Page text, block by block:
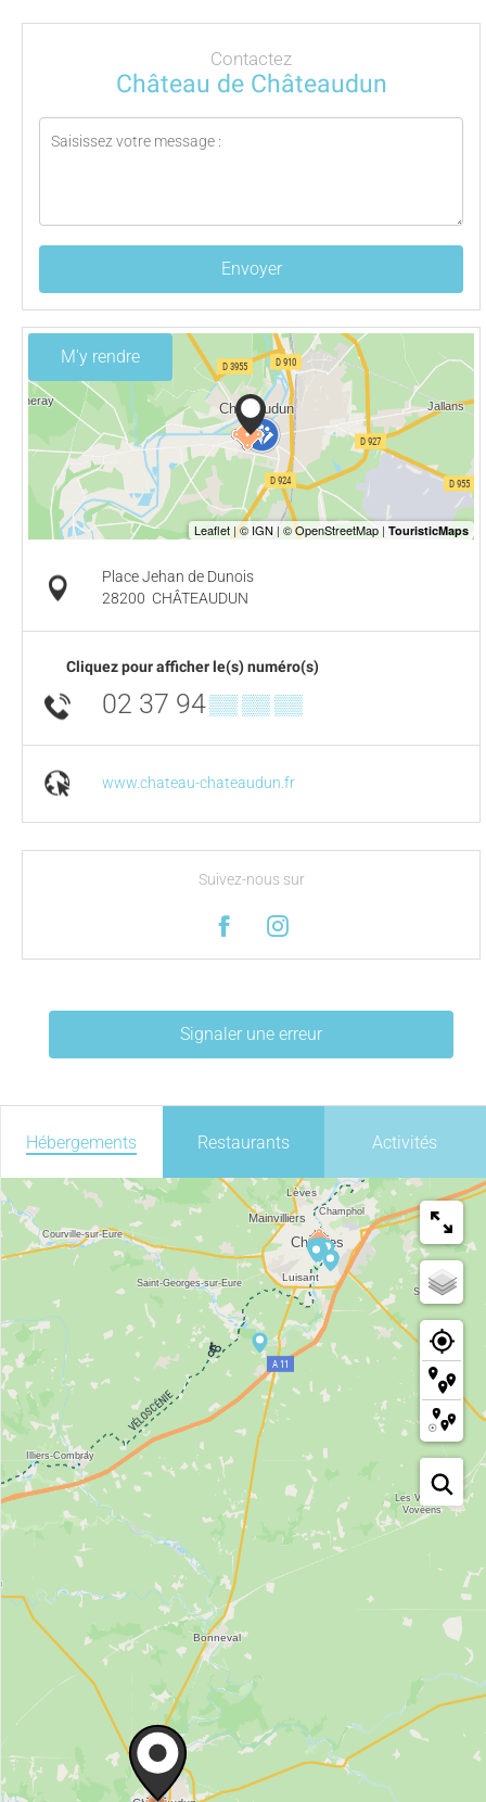
Contactez
Château de Châteaudun
Envoyer
M'y rendre
Place Jehan de Dunois
28200 CHÂTEAUDUN
Cliquez pour afficher le(s) numéro(s)
02 37 94▒▒ ▒▒ ▒▒
www.chateau-chateaudun.fr
Suivez-nous sur
Signaler une erreur
Hébergements Restaurants Activités